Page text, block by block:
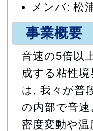
メンバ: 松
事業概要
音速の5倍以
成する粘性
は, 我々が普
の内部で音
密度変動や